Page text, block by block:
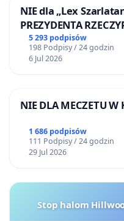
„Polityki”,
„Ekrany”,
portalach
NIE dla „Lex
PREZYDENTA
5 293 podpisów
198 Podpisy / 24 godzin
6 Jul 2026
NIE DLA MECZETU W
1 686 podpisów
111 Podpisy / 24 godzin
29 Jul 2026
Stop halom